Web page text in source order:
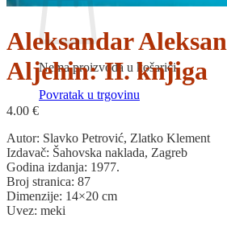
Nema proizvoda u košarici
Povratak u trgovinu
Aleksandar
Aljehin: II. knjiga
4.00 €
Autor: Slavko Petrović, Zlatko Klement
Izdavač: Šahovska naklada, Zagreb
Godina izdanja: 1977.
Broj stranica: 87
Dimenzije: 14×20 cm
Uvez: meki